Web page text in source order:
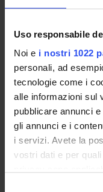
Uso responsabile
Noi e i nostri 1022
personali, ad
tecnologie come i
alle informazioni sul
pubblicare annunci
gli annunci e i
i servizi. Avete la
vostri dati e per
Osservazioni
Premessa
Teatro a Bologna
Teatro e carteggi
Carlo Coralli: dalle
La professionalità